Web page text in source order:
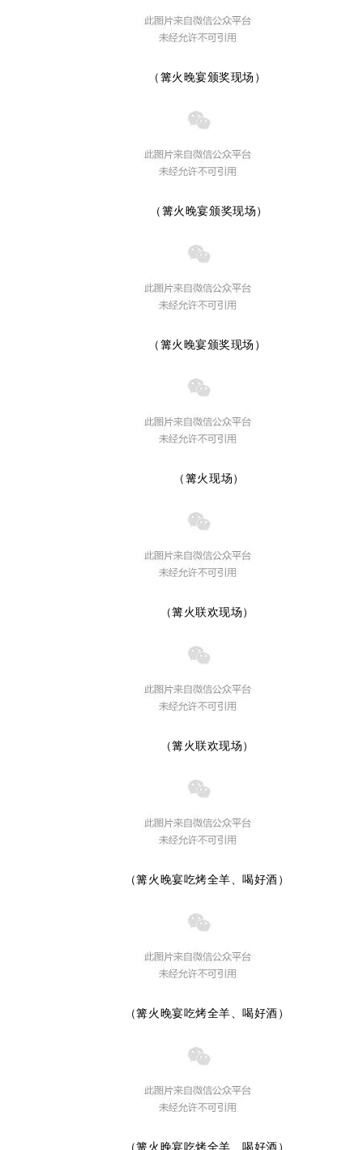
（篝火晚宴颁奖现场）
（篝火晚宴颁奖现场）
（篝火晚宴颁奖现场）
（篝火现场）
（篝火联欢现场）
（篝火联欢现场）
（篝火晚宴吃烤全羊、喝好酒）
（篝火晚宴吃烤全羊、喝好酒）
（篝火晚宴吃烤全羊、喝好酒）